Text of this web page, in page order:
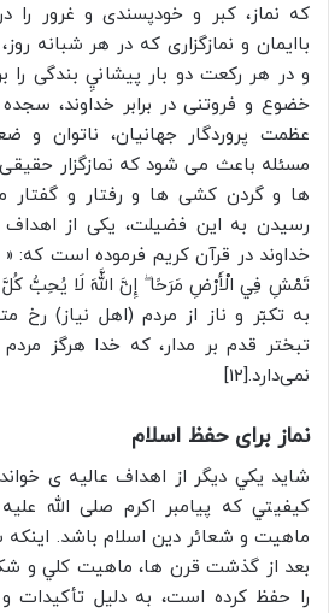
که نماز، کبر و خودپسندی و غرور
باایمان و نمازگزاری که در هر شبانه
و در هر ركعت دو بار پيشانيِ بندگی
خضوع و فروتنی در برابر خداوند، سجده
عظمت پروردگار جهانیان، ناتوان
مسئله باعث می شود که نمازگزار
ها و گردن کشی ها و رفتار و گفتار
رسیدن به این فضیلت، یکی از اهداف
خداوند در قرآن کریم فرموده است که:
به تکبّر و ناز از مردم (اهل نیاز) رخ
تبختر قدم بر مدار، که خدا هرگز
نمی‌دارد.[12]
نماز برای حفظ اسلام
شايد يكي دیگر از اهداف عالیه ی
کیفیتي كه پيامبر اکرم صلی الله
ماهیت و شعائر دین اسلام باشد.
بعد از گذشت قرن ها، ماهيت كلي و
را حفظ کرده است، به دلیل تأکیدات